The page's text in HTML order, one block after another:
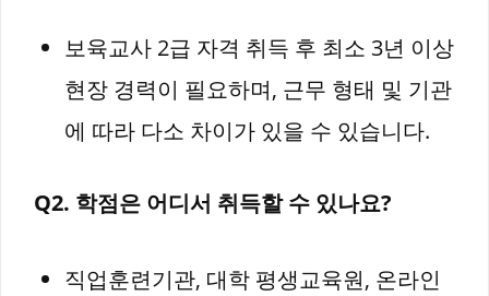
보육교사 2급 자격 취득 후 최소 3년 이상
현장 경력이 필요하며, 근무 형태 및 기관
에 따라 다소 차이가 있을 수 있습니다.
Q2. 학점은 어디서 취득할 수 있나요?
직업훈련기관, 대학 평생교육원, 온라인